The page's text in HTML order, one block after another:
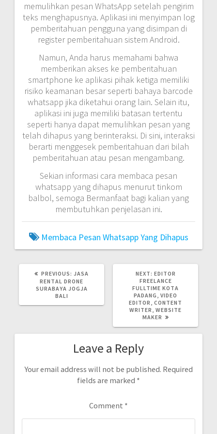
memulihkan pesan WhatsApp setelah pengirim
teks menghapusnya. Aplikasi ini menyimpan log
pemberitahuan pengguna yang disimpan di
register pemberitahuan sistem Android.
Namun, Anda harus memahami bahwa
memberikan akses ke pemberitahuan
smartphone ke aplikasi pihak ketiga memiliki
risiko keamanan besar seperti bahaya barcode
whatsapp jika diketahui orang lain. Selain itu,
aplikasi ini juga memiliki batasan tertentu
seperti hanya dapat memulihkan pesan yang
telah dihapus yang berinteraksi. Di sini, interaksi
berarti menggesek pemberitahuan dari bilah
pemberitahuan atau pesan mengambang.
Sekian informasi cara membaca pesan
whatsapp yang dihapus menurut tinkom
balbol, semoga Bermanfaat bagi kalian yang
membutuhkan penjelasan ini.
Membaca Pesan Whatsapp Yang Dihapus
PREVIOUS: PREVIOUS
POST:
JASA
RENTAL DRONE
SURABAYA JOGJA
BALI
NEXT: NEXT
POST:
EDITOR
FREELANCE
FULLTIME KOTA
PADANG, VIDEO
EDITOR, CONTENT
WRITER, WEBSITE
MAKER
Leave a Reply
Your email address will not be published. Required
fields are marked *
Comment *